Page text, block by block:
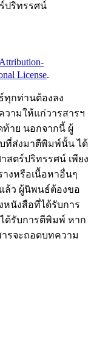
ปริทรรศน์
License.
ทุกท่านต้องลง
ามให้แก่วารสารฯ
าย นอกจากนี้ ผู้
ที่ส่งมาตีพิมพ์นั้น ได้
สตร์ปริทรรศน์ เพียง
งหรือเนื้อหาอื่นๆ
ล้ว ผู้นิพนธ์ต้องขอ
นังสือที่ได้รับการ
ด้รับการตีพิมพ์ หาก
รจะถอดบทความ